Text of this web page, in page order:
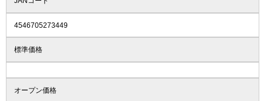
4546705273449
標準価格
オープン価格